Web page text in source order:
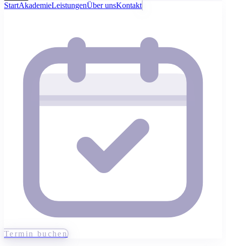
StartAkademieLeistungenÜber unsKontakt
Termin buchen